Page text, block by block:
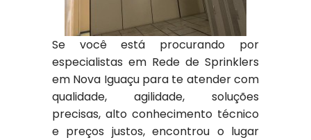
Se você está procurando por
especialistas em Rede de Sprinklers
em Nova Iguaçu para te atender com
qualidade, agilidade, soluções
precisas, alto conhecimento técnico
e preços justos, encontrou o lugar